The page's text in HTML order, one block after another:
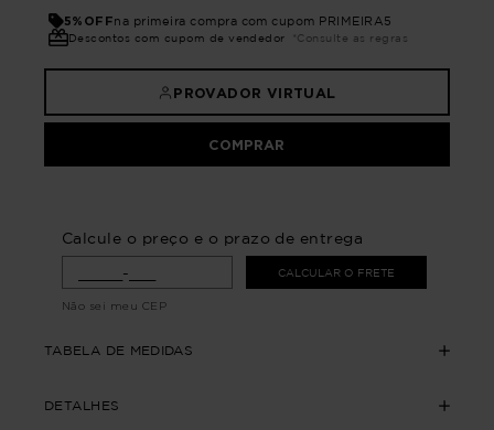
5%OFFna primeira compra com cupom PRIMEIRA5
Descontos com cupom de vendedor *Consulte as regras
PROVADOR VIRTUAL
COMPRAR
Calcule o preço e o prazo de entrega
CALCULAR O FRETE
Não sei meu CEP
TABELA DE MEDIDAS
DETALHES